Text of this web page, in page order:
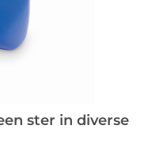
ster in diverse